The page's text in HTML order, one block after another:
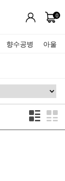
0
향수공병 아울렛